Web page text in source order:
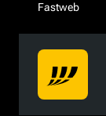
Fastweb